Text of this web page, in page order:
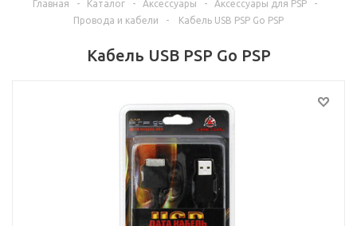
Главная - Каталог - Аксессуары - Аксессуары для PSP
-
Провода и кабели
- Кабель USB PSP Go PSP
Кабель USB PSP Go PSP